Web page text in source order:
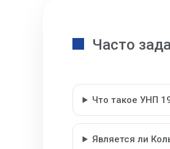
Часто
Что такое УНП
Является ли